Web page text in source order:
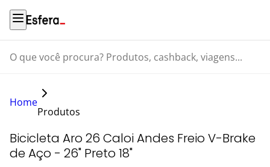
O que você procura? Produtos, cashback, viagens...
Home
Produtos
Bicicleta Aro 26 Caloi Andes Freio V-Brake
de Aço - 26" Preto 18"